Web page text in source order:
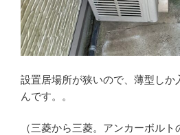
設置居場所が狭いので、薄型しか
んです。。
（三菱から三菱。アンカーボルト